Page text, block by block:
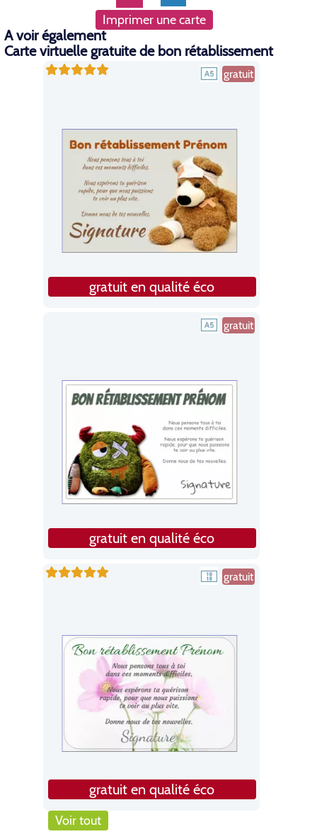
Imprimer une carte
A voir également
Carte virtuelle gratuite de bon rétablissement
gratuit
gratuit en qualité éco
gratuit
gratuit en qualité éco
gratuit
gratuit en qualité éco
Voir tout